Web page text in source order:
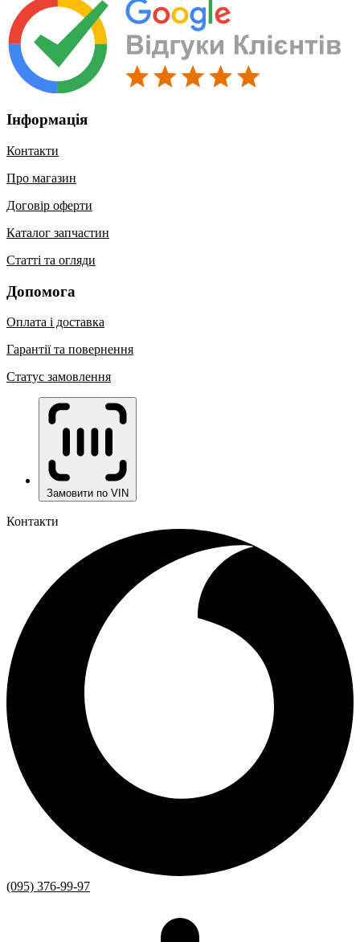
Інформація
Контакти
Про магазин
Договір оферти
Каталог запчастин
Статті та огляди
Допомога
Оплата і доставка
Гарантії та повернення
Статус замовлення
Замовити по VIN
Контакти
(095) 376-99-97